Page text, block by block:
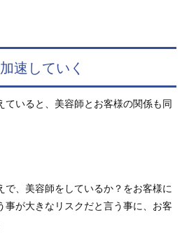
速していく
ていると、美容師とお客様の関係も同
で、美容師をしているか？をお客様に
事が大きなリスクだと言う事に、お客